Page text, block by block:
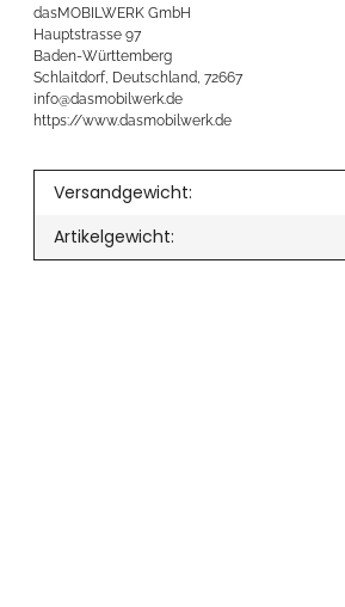
dasMOBILWERK GmbH
Hauptstrasse 97
Baden-Württemberg
Schlaitdorf, Deutschland, 72667
info@dasmobilwerk.de
https://www.dasmobilwerk.de
Versandgewicht:
Artikelgewicht: